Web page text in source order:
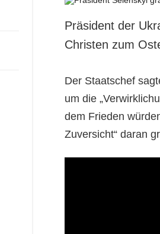
und Kultur
Präsident der
Christen zum
Der Staatschef
um die
dem Frieden
Zuversicht“ daran